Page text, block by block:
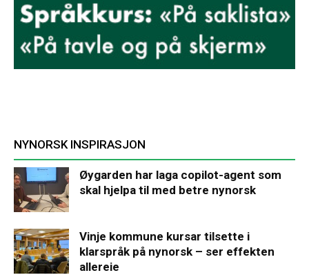
NYNORSK INSPIRASJON
Øygarden har laga copilot-agent som
skal hjelpa til med betre nynorsk
Vinje kommune kursar tilsette i
klarspråk på nynorsk – ser effekten
allereie